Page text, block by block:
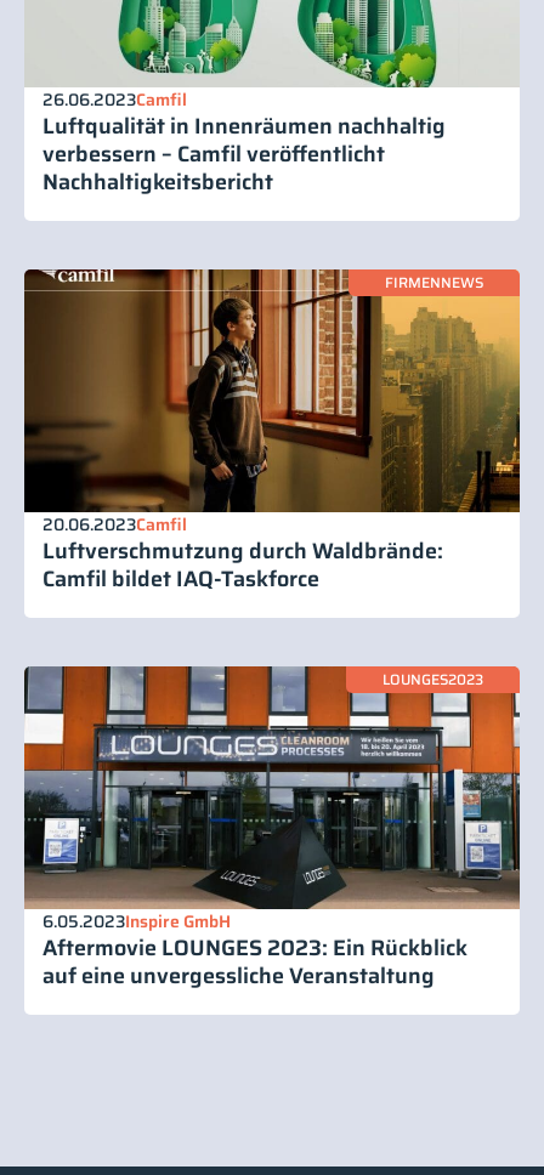
26.06.2023Camfil
Luftqualität in Innenräumen nachhaltig
verbessern – Camfil veröffentlicht
Nachhaltigkeitsbericht
FIRMENNEWS
20.06.2023Camfil
Luftverschmutzung durch Waldbrände:
Camfil bildet IAQ-Taskforce
LOUNGES2023
6.05.2023Inspire GmbH
Aftermovie LOUNGES 2023: Ein Rückblick
auf eine unvergessliche Veranstaltung